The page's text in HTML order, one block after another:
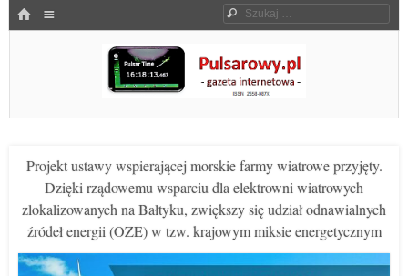
HOME Szukaj
Pulsarowy.pl
Projekt ustawy wspierającej morskie farmy wiatrowe przyjęty.
Dzięki rządowemu wsparciu dla elektrowni wiatrowych
zlokalizowanych na Bałtyku, zwiększy się udział odnawialnych
źródeł energii (OZE) w tzw. krajowym miksie energetycznym